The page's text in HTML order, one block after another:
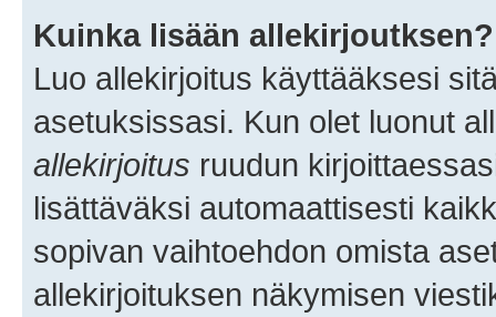
Kuinka lisään allekirjoutksen?
Luo allekirjoitus käyttääksesi
asetuksissasi. Kun olet luonut
allekirjoitus ruudun
lisättäväksi automaattisesti
sopivan vaihtoehdon omista
allekirjoituksen näkymisen